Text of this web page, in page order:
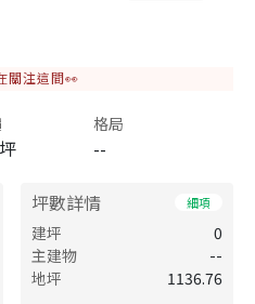
關注這間👀
格局
--
坪數詳情 細項
建坪
0
主建物
--
地坪
1136.76